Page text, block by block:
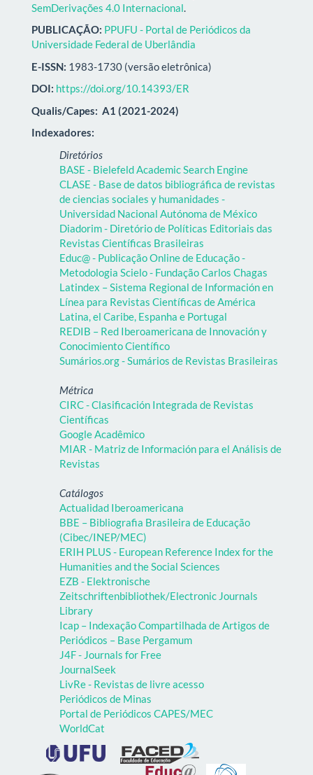
SemDerivações 4.0 Internacional.
PUBLICAÇÃO: PPUFU - Portal de Periódicos da
Universidade Federal de Uberlândia
E-ISSN: 1983-1730 (versão eletrônica)
DOI: https://doi.org/10.14393/ER
Qualis/Capes: A1 (2021-2024)
Indexadores:
Diretórios
BASE - Bielefeld Academic Search Engine
CLASE - Base de datos bibliográfica de revistas
de ciencias sociales y humanidades -
Universidad Nacional Autónoma de México
Diadorim - Diretório de Políticas Editoriais das
Revistas Científicas Brasileiras
Educ@ - Publicação Online de Educação -
Metodologia Scielo - Fundação Carlos Chagas
Latindex – Sistema Regional de Información en
Línea para Revistas Científicas de América
Latina, el Caribe, Espanha e Portugal
REDIB – Red Iberoamericana de Innovación y
Conocimiento Científico
Sumários.org - Sumários de Revistas Brasileiras
Métrica
CIRC - Clasificación Integrada de Revistas
Científicas
Google Acadêmico
MIAR - Matriz de Información para el Análisis de
Revistas
Catálogos
Actualidad Iberoamericana
BBE – Bibliografia Brasileira de Educação
(Cibec/INEP/MEC)
ERIH PLUS - European Reference Index for the
Humanities and the Social Sciences
EZB - Elektronische
Zeitschriftenbibliothek/Electronic Journals
Library
Icap – Indexação Compartilhada de Artigos de
Periódicos – Base Pergamum
J4F - Journals for Free
JournalSeek
LivRe - Revistas de livre acesso
Periódicos de Minas
Portal de Periódicos CAPES/MEC
WorldCat